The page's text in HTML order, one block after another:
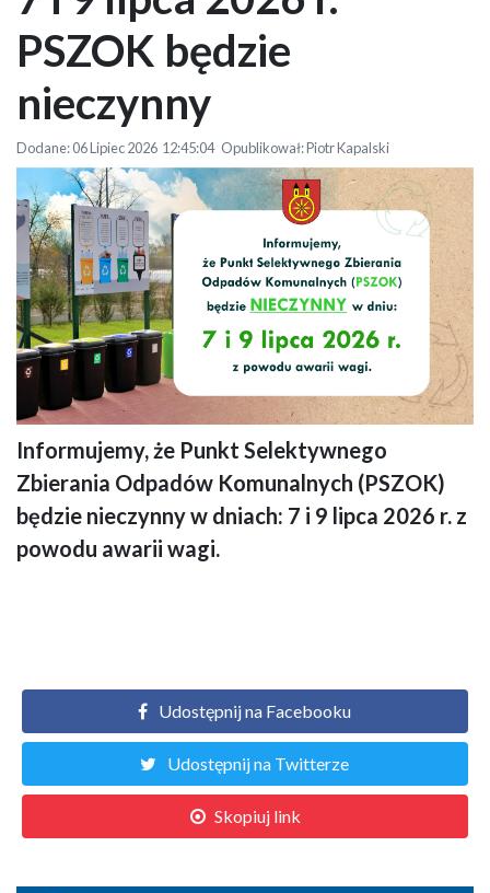
PSZOK będzie
nieczynny
Dodane: 06 Lipiec 2026 12:45:04 Opublikował: Piotr Kapalski
Plansza informuje o godzinach zamknięcia Punktu Selektywnej Zbiórki
Odpadów Komunalnych w Gminie Miejskiej Koło. Z lewej strony zdjęcie
pojemników do segregacji odpadów, z prawej informacja o dniach
zamknięcia PSZOK-u. Nad informacją herb miasta Koła
Informujemy, że Punkt Selektywnego
Zbierania Odpadów Komunalnych (PSZOK)
będzie nieczynny w dniach: 7 i 9 lipca 2026 r. z
powodu awarii wagi.
Udostępnij na Facebooku
Udostępnij na Twitterze
Skopiuj link